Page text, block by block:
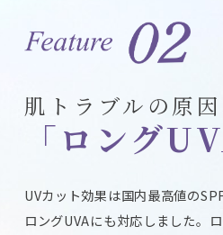
肌トラブルの原因
「ロング
UVカット効果は国内最高値の
ロングUVAにも対応しました。